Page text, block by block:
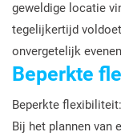
geweldige locatie
tegelijkertijd
onvergetelijk
Beperkte
Beperkte
Bij het plannen van